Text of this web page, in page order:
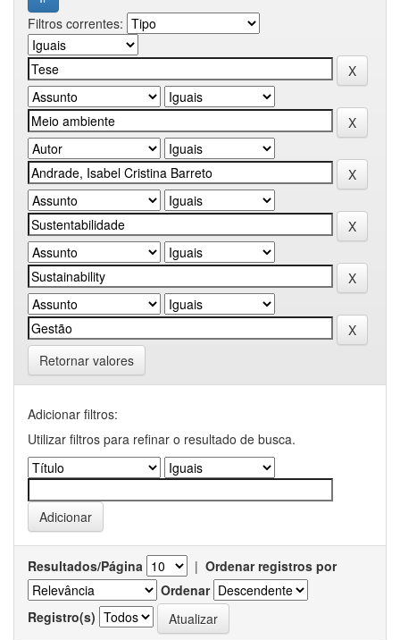
Filtros correntes:
Retornar valores
Adicionar filtros:
Utilizar filtros para refinar o resultado de busca.
Resultados/Página | Ordenar registros por
Ordenar
Registro(s)